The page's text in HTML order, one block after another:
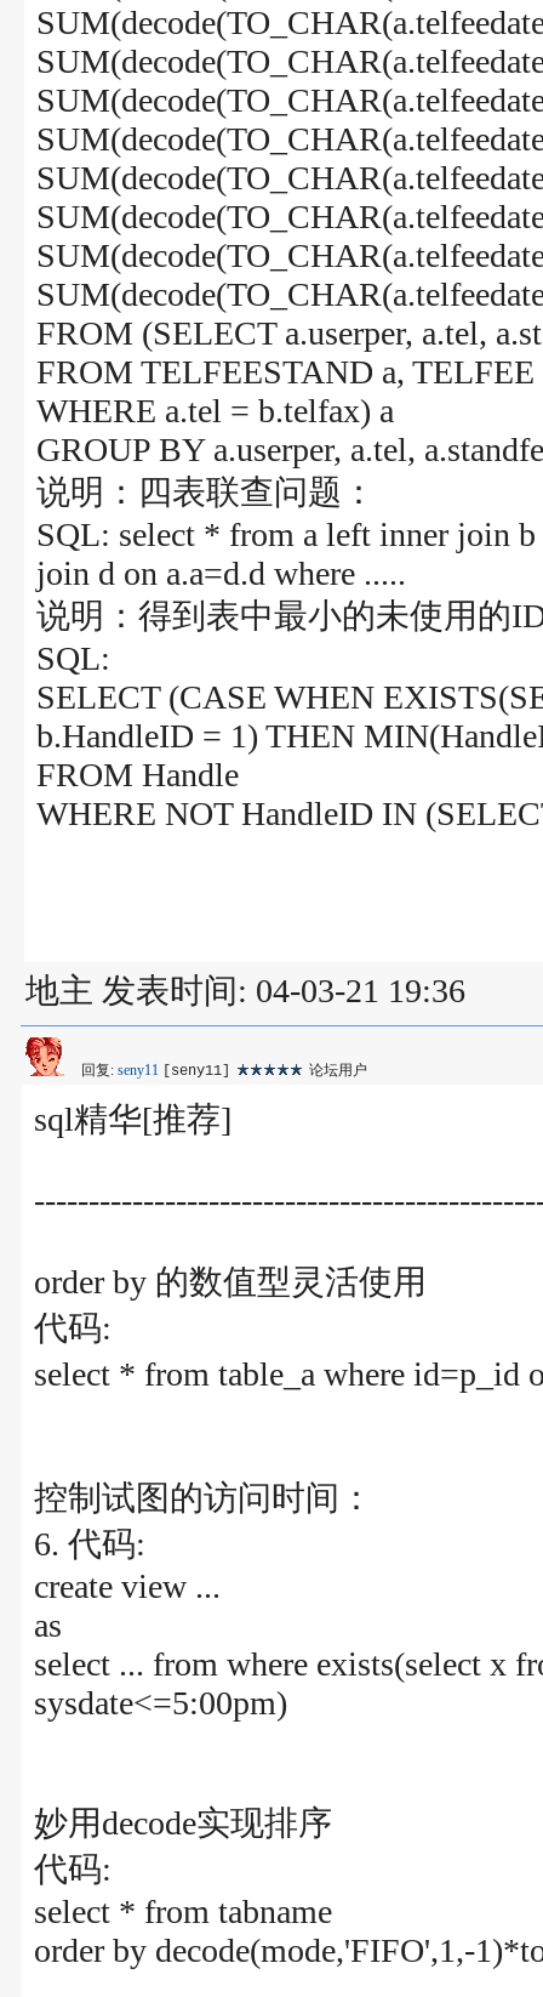
FROM (SELECT a.userper, a.tel,
FROM TELFEESTAND a, TELFEE
WHERE a.tel = b.telfax) a
GROUP BY a.userper, a.tel,
说明：四表联查问题：
SQL: select * from a left inner join
join d on a.a=d.d where .....
说明：得到表中最小的未使用的
SQL:
SELECT (CASE WHEN
b.HandleID = 1) THEN
FROM Handle
WHERE NOT HandleID IN
地主 发表时间: 04-03-21 19:36
回复: seny11 [seny11] 论坛用户
sql精华[推荐]
order by 的数值型灵活使用
代码:
select * from table_a where id=p_id
控制试图的访问时间：
6. 代码:
create view ...
as
select ... from where exists(select x
sysdate<=5:00pm)
妙用decode实现排序
代码:
select * from tabname
order by decode(mode,'FIFO',1,-